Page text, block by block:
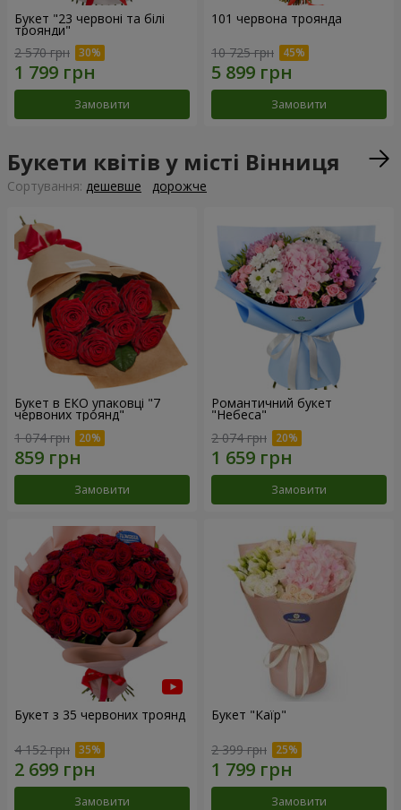
Букет "23 червоні та білі
троянди"
2 570 грн
Замовити
101 червона троянда
10 725 грн
Замовити
Букети квітів у місті Вінниця
Сортування: дешевше дорожче
Букет в ЕКО упаковці "7
червоних троянд"
1 074 грн
Замовити
Романтичний букет
"Небеса"
2 074 грн
Замовити
Букет з 35 червоних троянд
4 152 грн
Замовити
Букет "Каїр"
2 399 грн
Замовити